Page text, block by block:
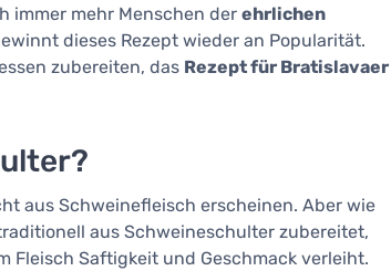
immer mehr Menschen der ehrlichen
dieses Rezept wieder an Popularität.
zubereiten, das Rezept für Bratislavaer
aus Schweinefleisch erscheinen. Aber wie
aus Schweineschulter zubereitet,
Fleisch Saftigkeit und Geschmack verleiht.